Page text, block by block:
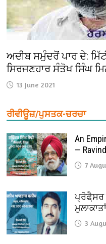
ਅਦੀਬ ਸਮੁੰਦਰੋਂ ਪਾਰ ਦੇ:
ਸਿਰਜਣਹਾਰ ਸੰਤੋਖ ਸਿੰਘ
13 June 2021
ਰੀਵੀਊਜ਼/ਪੁਸਤਕ-ਚਰਚਾ
An
—
7
ਪ੍ਰੋਫੈ਼ਸਰ
3